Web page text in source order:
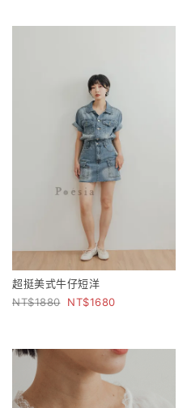
超挺美式牛仔短洋
1880
1680